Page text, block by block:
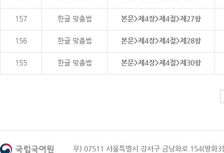
157 한글 맞춤법 본문>제4장>제4절>제27항
156 한글 맞춤법 본문>제4장>제4절>제28항
155 한글 맞춤법 본문>제4장>제4절>제30항
우) 07511 서울특별시 강서구 금낭화로 154(방화3